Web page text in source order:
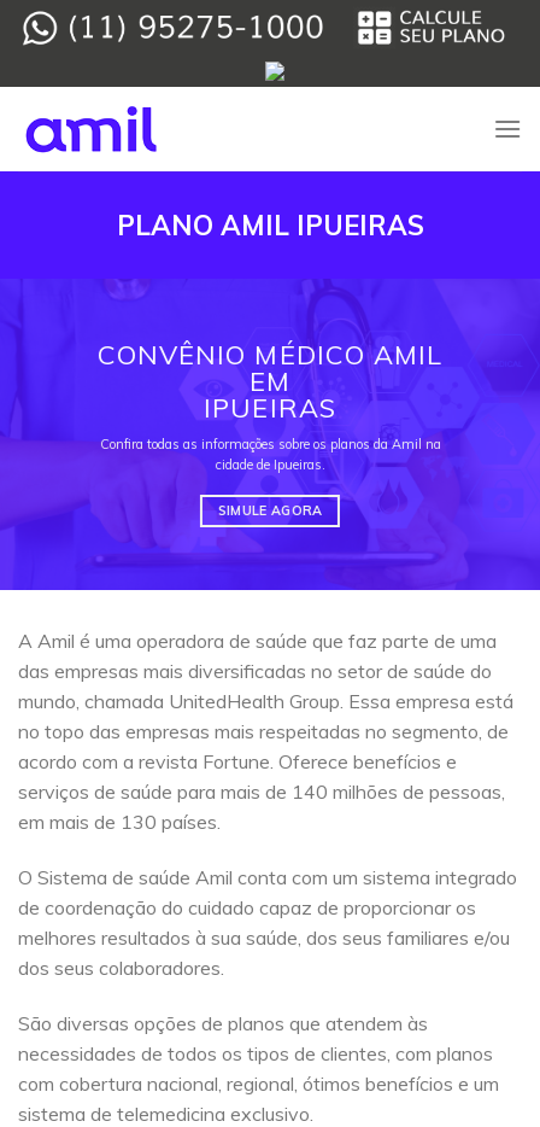
Skip
PLANO AMIL IPUEIRAS
CONVÊNIO MÉDICO AMIL
EM
IPUEIRAS
Confira todas as informações sobre os planos da Amil na
cidade de Ipueiras.
SIMULE AGORA
A Amil é uma operadora de saúde que faz parte de uma
das empresas mais diversificadas no setor de saúde do
mundo, chamada UnitedHealth Group. Essa empresa está
no topo das empresas mais respeitadas no segmento, de
acordo com a revista Fortune. Oferece benefícios e
serviços de saúde para mais de 140 milhões de pessoas,
em mais de 130 países.
O Sistema de saúde Amil conta com um sistema integrado
de coordenação do cuidado capaz de proporcionar os
melhores resultados à sua saúde, dos seus familiares e/ou
dos seus colaboradores.
São diversas opções de planos que atendem às
necessidades de todos os tipos de clientes, com planos
com cobertura nacional, regional, ótimos benefícios e um
sistema de telemedicina exclusivo.